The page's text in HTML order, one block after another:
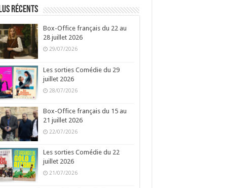
récents
Box-Office français du 22 au
28 juillet 2026
29/07/2026
Les sorties Comédie du 29
juillet 2026
28/07/2026
Box-Office français du 15 au
21 juillet 2026
22/07/2026
Les sorties Comédie du 22
juillet 2026
21/07/2026